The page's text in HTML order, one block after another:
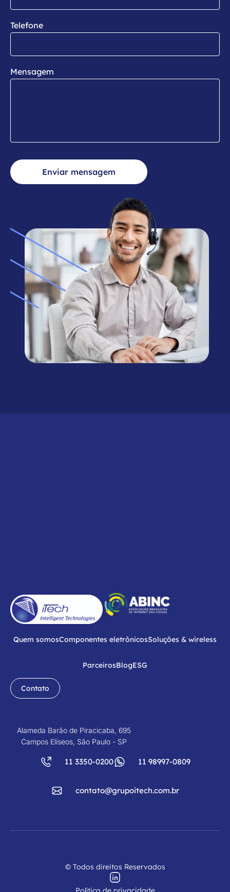
Telefone
Mensagem
Enviar mensagem
Quem somosComponentes eletrônicosSoluções & wireless
ParceirosBlogESG
Contato
Alameda Barão de Piracicaba, 695
Campos Elíseos, São Paulo - SP
11 3350-0200 11 98997-0809
contato@grupoitech.com.br
© Todos direitos Reservados